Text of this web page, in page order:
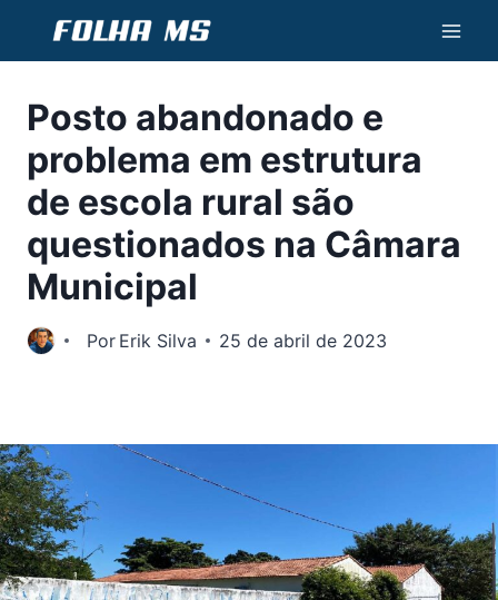
Conteúdo
Posto abandonado e
problema em estrutura
de escola rural são
questionados na Câmara
Municipal
Por Erik Silva 25 de abril de 2023